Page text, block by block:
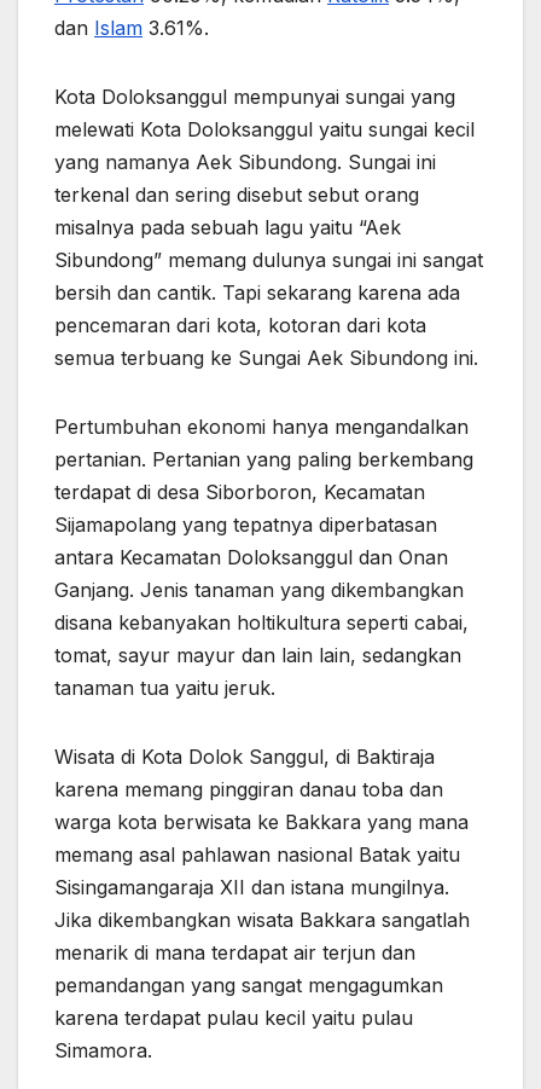
dan Islam 3.61%.
Kota Doloksanggul mempunyai sungai yang
melewati Kota Doloksanggul yaitu sungai kecil
yang namanya Aek Sibundong. Sungai ini
terkenal dan sering disebut sebut orang
misalnya pada sebuah lagu yaitu “Aek
Sibundong” memang dulunya sungai ini sangat
bersih dan cantik. Tapi sekarang karena ada
pencemaran dari kota, kotoran dari kota
semua terbuang ke Sungai Aek Sibundong ini.
Pertumbuhan ekonomi hanya mengandalkan
pertanian. Pertanian yang paling berkembang
terdapat di desa Siborboron, Kecamatan
Sijamapolang yang tepatnya diperbatasan
antara Kecamatan Doloksanggul dan Onan
Ganjang. Jenis tanaman yang dikembangkan
disana kebanyakan holtikultura seperti cabai,
tomat, sayur mayur dan lain lain, sedangkan
tanaman tua yaitu jeruk.
Wisata di Kota Dolok Sanggul, di Baktiraja
karena memang pinggiran danau toba dan
warga kota berwisata ke Bakkara yang mana
memang asal pahlawan nasional Batak yaitu
Sisingamangaraja XII dan istana mungilnya.
Jika dikembangkan wisata Bakkara sangatlah
menarik di mana terdapat air terjun dan
pemandangan yang sangat mengagumkan
karena terdapat pulau kecil yaitu pulau
Simamora.